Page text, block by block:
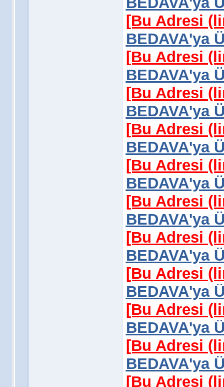
[Bu Adresi
BEDAVA'ya
[Bu Adresi
BEDAVA'ya
[Bu Adresi
BEDAVA'ya
[Bu Adresi
BEDAVA'ya
[Bu Adresi
BEDAVA'ya
[Bu Adresi
BEDAVA'ya
[Bu Adresi
BEDAVA'ya
[Bu Adresi
BEDAVA'ya
[Bu Adresi
BEDAVA'ya
[Bu Adresi
BEDAVA'ya
[Bu Adresi